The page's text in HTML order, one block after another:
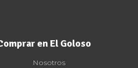
en El Goloso
Nosotros